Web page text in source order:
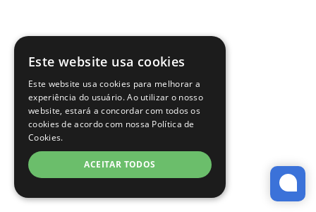
Este website usa cookies
Este website usa cookies para melhorar a
experiência do usuário. Ao utilizar o nosso
website, estará a concordar com todos os
cookies de acordo com nossa Política de
Cookies.
ACEITAR TODOS